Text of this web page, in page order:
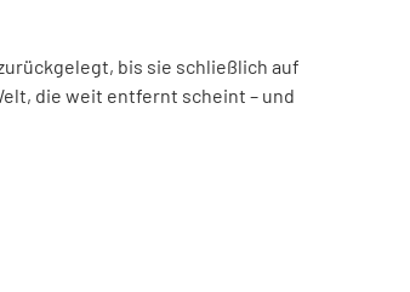
bis sie schließlich auf
die weit entfernt scheint – und